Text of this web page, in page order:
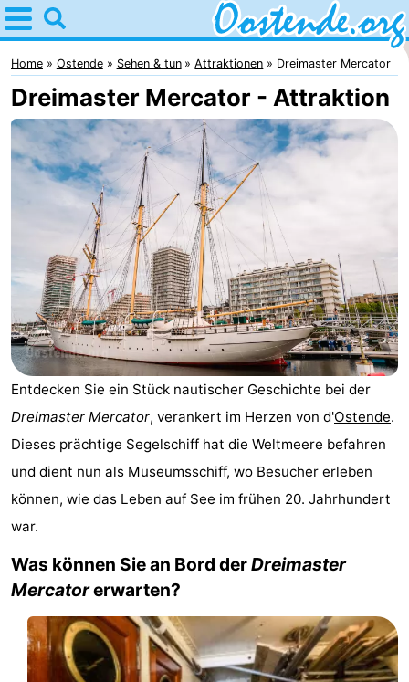
Home
Oostende
Tipps
Für
kindern
Übernachten
Appartements
Campingplätze
Ferienhäuser
-
Breeduyn
-
Zimmer
Frühstück)
Strand
Sehen
tun
Museen
Home Ostende Sehen & tun Attraktionen Dreimaster Mercator
Dreimaster Mercator - Attraktion
Entdecken Sie ein Stück nautischer Geschichte bei der
Dreimaster Mercator, verankert im Herzen von d'Ostende.
Dieses prächtige Segelschiff hat die Weltmeere befahren
und dient nun als Museumsschiff, wo Besucher erleben
können, wie das Leben auf See im frühen 20. Jahrhundert
war.
Was können Sie an Bord derDreimaster
Mercatorerwarten?